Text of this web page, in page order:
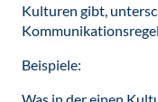
Kulturen gibt,
Beispiele: